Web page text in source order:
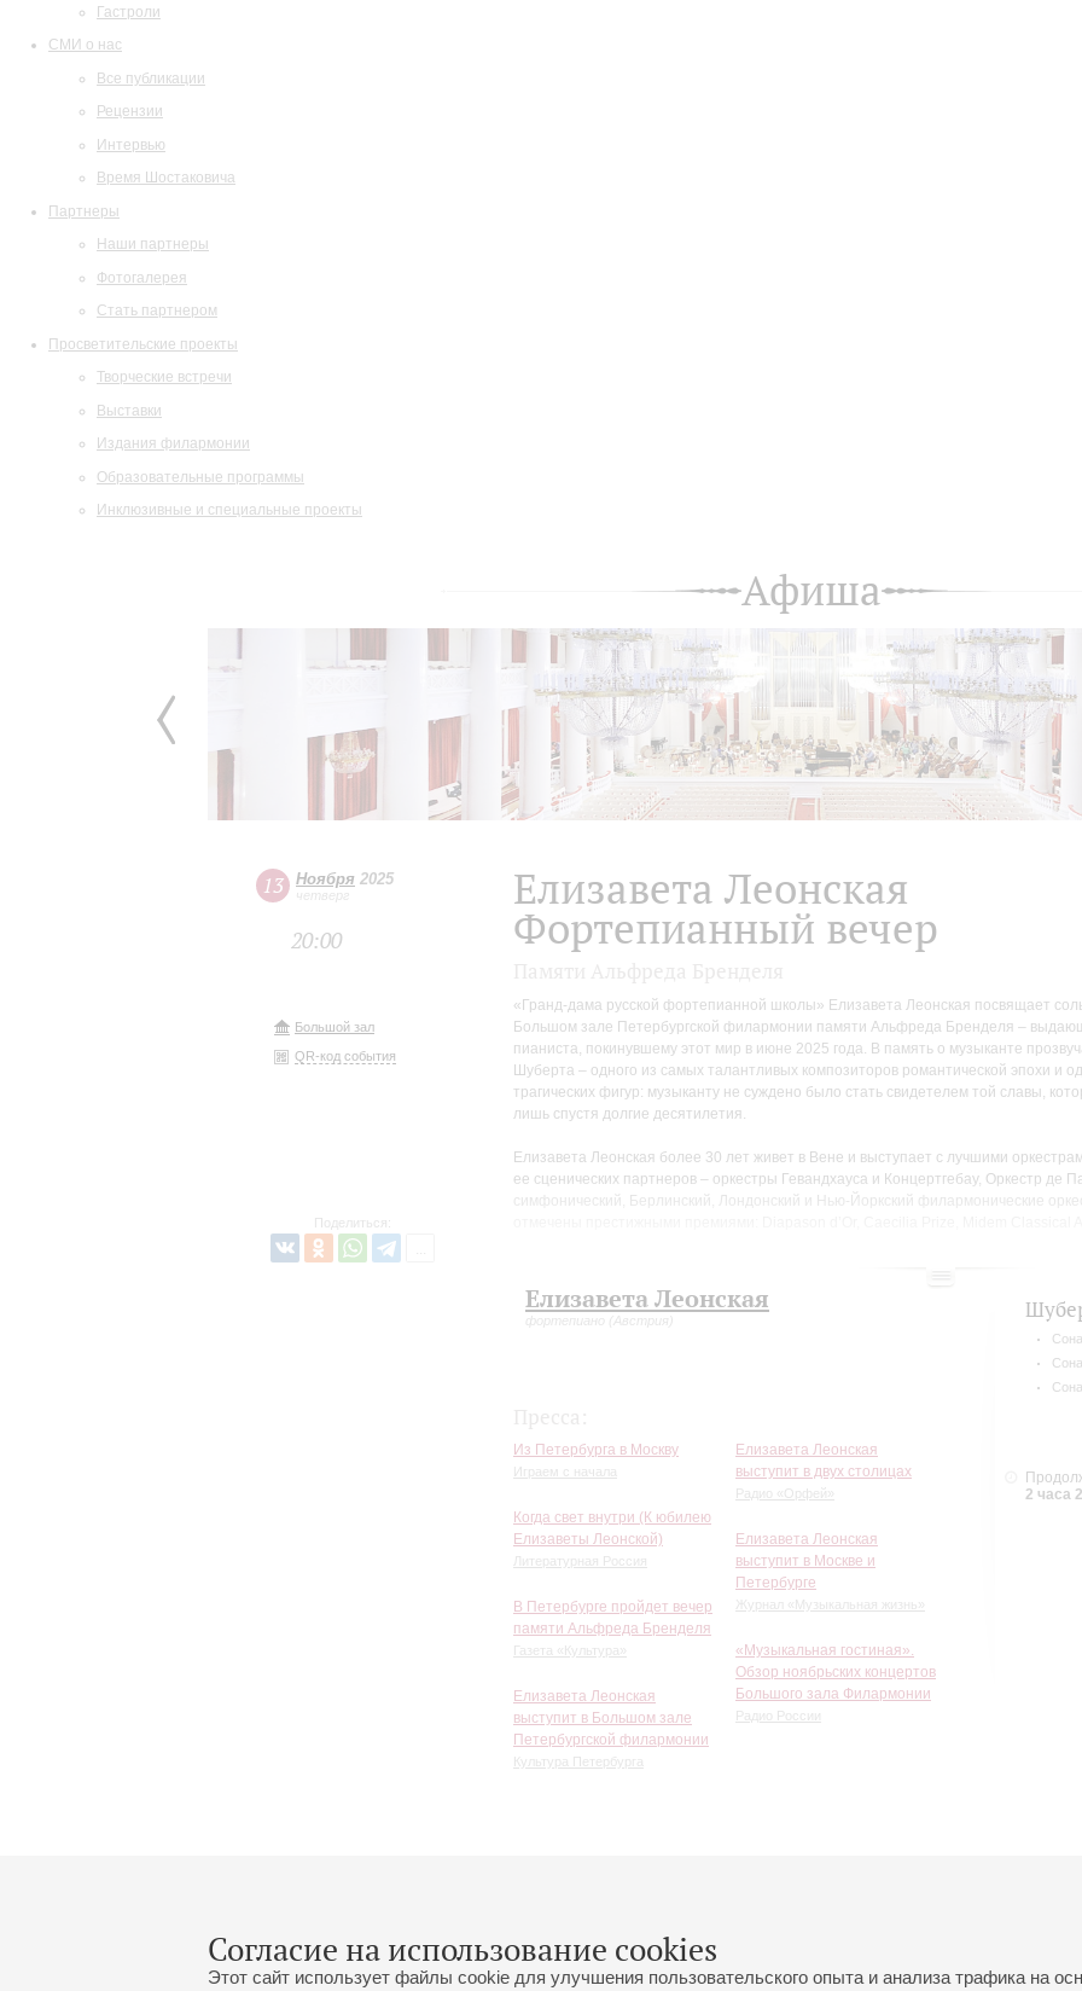
Гастроли
СМИ о нас
Все публикации
Рецензии
Интервью
Время Шостаковича
Партнеры
Наши партнеры
Фотогалерея
Стать партнером
Просветительские проекты
Творческие встречи
Выставки
Издания филармонии
Образовательные программы
Инклюзивные и специальные проекты
Согласие на использование cookies
Этот сайт использует файлы cookie для улучшения пользовательского опыта и анализа трафика на
Афиша
13 Ноября 2025
четверг
20:00
Большой зал
QR-код события
Поделиться:
Елизавета Леонская
Фортепианный вечер
«Гранд-дама русской фортепианной школы» Елизавета Леонская посвящает
Большом зале Петербургской филармонии памяти Альфреда Бренделя –
пианиста, покинувшему этот мир в июне 2025 года. В память о музыканте
Шуберта – одного из самых талантливых композиторов романтической эпохи и
трагических фигур: музыканту не суждено было стать свидетелем той славы,
лишь спустя долгие десятилетия.
Елизавета Леонская более 30 лет живет в Вене и выступает с лучшими
ее сценических партнеров – оркестры Гевандхауса и Концертгебау, Оркестр де
симфонический, Берлинский, Лондонский и Нью-Йоркский филармонические
Елизавета Леонская
фортепиано (Австрия)
Из Петербурга в Москву
Играем с начала
Когда свет внутри (К юбилею
Елизаветы Леонской)
Литературная Россия
В Петербурге пройдет вечер
памяти Альфреда Бренделя
Газета «Культура»
Елизавета Леонская
выступит в Большом зале
Петербургской филармонии
Культура Петербурга
Елизавета Леонская
выступит в двух столицах
Радио «Орфей»
Елизавета Леонская
выступит в Москве и
Петербурге
Журнал «Музыкальная жизнь»
«Музыкальная гостиная».
Обзор ноябрьских концертов
Большого зала Филармонии
Радио России
2 часа